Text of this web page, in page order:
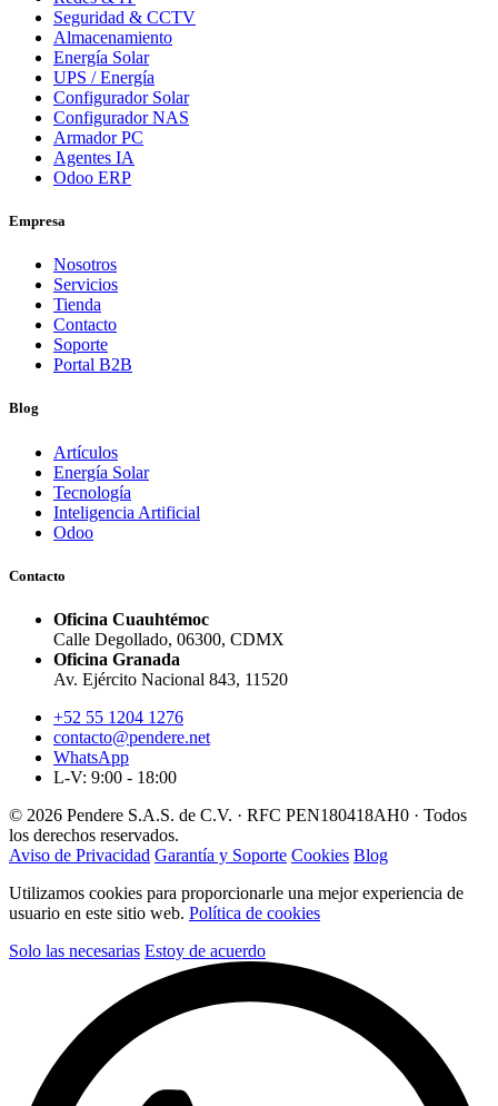
Seguridad & CCTV
Almacenamiento
Energía Solar
UPS / Energía
Configurador Solar
Configurador NAS
Armador PC
Agentes IA
Odoo ERP
Empresa
Nosotros
Servicios
Tienda
Contacto
Soporte
Portal B2B
Blog
Artículos
Energía Solar
Tecnología
Inteligencia Artificial
Odoo
Contacto
Oficina Cuauhtémoc
Calle Degollado, 06300, CDMX
Oficina Granada
Av. Ejército Nacional 843, 11520
+52 55 1204 1276
contacto@pendere.net
WhatsApp
L-V: 9:00 - 18:00
© 2026 Pendere S.A.S. de C.V. · RFC PEN180418AH0 · Todos
los derechos reservados.
Aviso de Privacidad Garantía y Soporte Cookies Blog
Utilizamos cookies para proporcionarle una mejor experiencia de
usuario en este sitio web. Política de cookies
Solo las necesarias Estoy de acuerdo